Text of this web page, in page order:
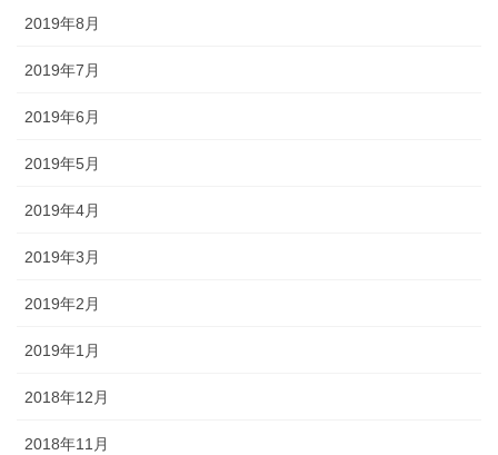
2019年8月
2019年7月
2019年6月
2019年5月
2019年4月
2019年3月
2019年2月
2019年1月
2018年12月
2018年11月